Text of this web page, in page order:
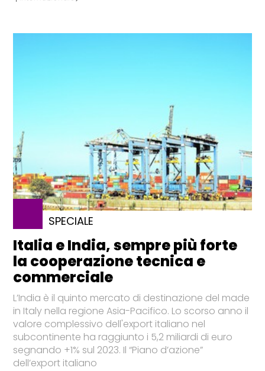
SPECIALE
Italia e India, sempre più forte
la cooperazione tecnica e
commerciale
L’India è il quinto mercato di destinazione del made
in Italy nella regione Asia-Pacifico. Lo scorso anno il
valore complessivo dell'export italiano nel
subcontinente ha raggiunto i 5,2 miliardi di euro
segnando +1% sul 2023. Il “Piano d’azione”
dell’export italiano